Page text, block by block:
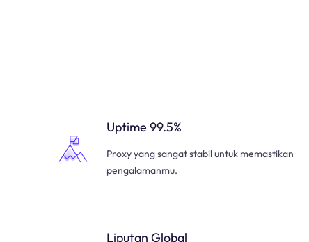
Uptime 99.5%
Proxy yang sangat stabil untuk memastikan
pengalamanmu.
Liputan Global